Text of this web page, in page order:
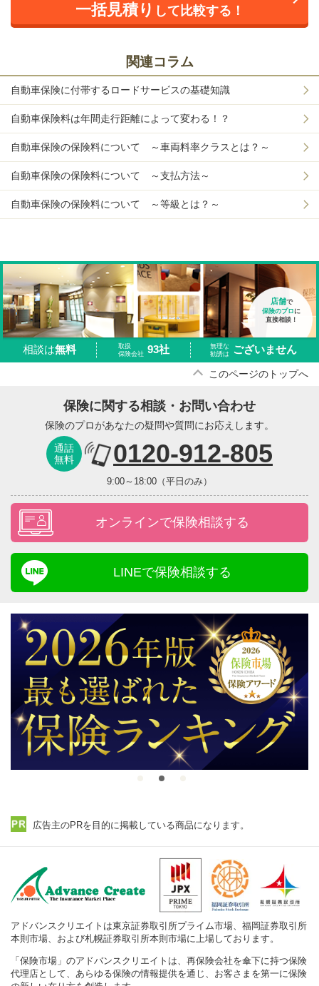
一括見積り して比較する！
関連コラム
自動車保険に付帯するロードサービスの基礎知識
自動車保険料は年間走行距離によって変わる！？
自動車保険の保険料について ～車両料率クラスとは？～
自動車保険の保険料について ～支払方法～
自動車保険の保険料について ～等級とは？～
店舗で
保険のプロ に
直接相談！
相談は無料
取扱
保険会社 93社
無理な
勧誘は
ございません
このページのトップへ
保険に関する相談・お問い合わせ
保険のプロがあなたの疑問や質問にお応えします。
通話
無料
0120-912-805
9:00～18:00（平日のみ）
オンラインで保険相談する
LINEで保険相談する
広告主のPRを目的に掲載している商品になります。
アドバンスクリエイトは東京証券取引所プライム市場、福岡証券取引所
本則市場、および札幌証券取引所本則市場に上場しております。
「保険市場」のアドバンスクリエイトは、再保険会社を傘下に持つ保険
代理店として、あらゆる保険の情報提供を通じ、お客さまを第一に保険